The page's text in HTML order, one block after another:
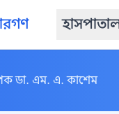
ডা. এম. এ. কাশেম